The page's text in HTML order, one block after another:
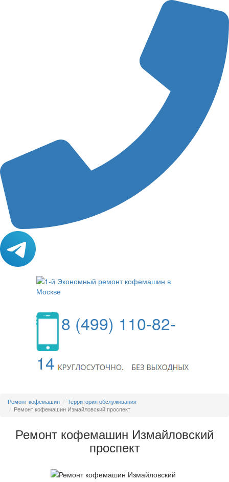
8 (499) 110-82-
14
Ремонт кофемашин
Территория обслуживания
Ремонт кофемашин Измайловский проспект
Ремонт кофемашин Измайловский
проспект